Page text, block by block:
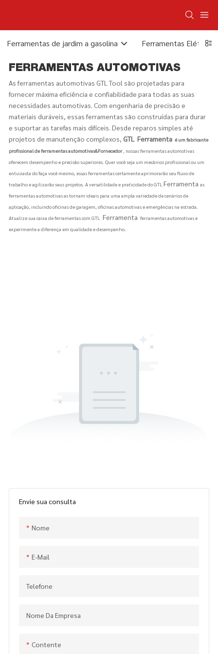
Ferramentas de jardim a gasolina Ferramentas Elétricas
FERRAMENTAS AUTOMOTIVAS
As ferramentas automotivas GTL Tool são projetadas para
fornecer máxima eficiência e confiabilidade para todas as suas
necessidades automotivas. Com engenharia de precisão e
materiais duráveis, essas ferramentas são construídas para durar
e suportar as tarefas mais difíceis. Desde reparos simples até
projetos de manutenção complexos, GTL Ferramenta é um fabricante
profissional de ferramentas automotivas&Fornecedor , nossas ferramentas automotivas
oferecem desempenho e precisão superiores. Quer você seja um mecânico profissional ou um
entusiasta do faça você mesmo, essas ferramentas certamente aprimorarão seu fluxo de
trabalho e agilizarão seus projetos. A versatilidade e praticidade do GTL Ferramenta as
ferramentas automotivas as tornam ideais para uma ampla variedade de cenários de
aplicação, incluindo oficinas de garagem, oficinas automotivas e emergências na estrada.
Atualize sua caixa de ferramentas com GTL
Ferramenta ferramentas automotivas e
experimente a diferença em qualidade e desempenho.
Envie sua consulta
Nome
E-Mail
Telefone
Nome Da Empresa
Contente